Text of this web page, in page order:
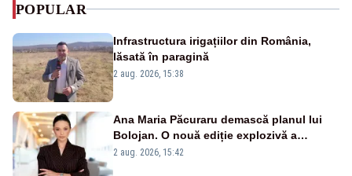
POPULAR
Infrastructura irigațiilor din România,
lăsată în paragină
2 aug. 2026, 15:38
Ana Maria Păcuraru demască planul lui
Bolojan. O nouă ediție explozivă a
emisiunii „Miza Zilei” la Realitatea PLUS
2 aug. 2026, 15:42